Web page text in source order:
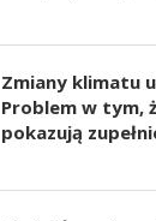
Zmiany klimatu
Problem w tym,
pokazują